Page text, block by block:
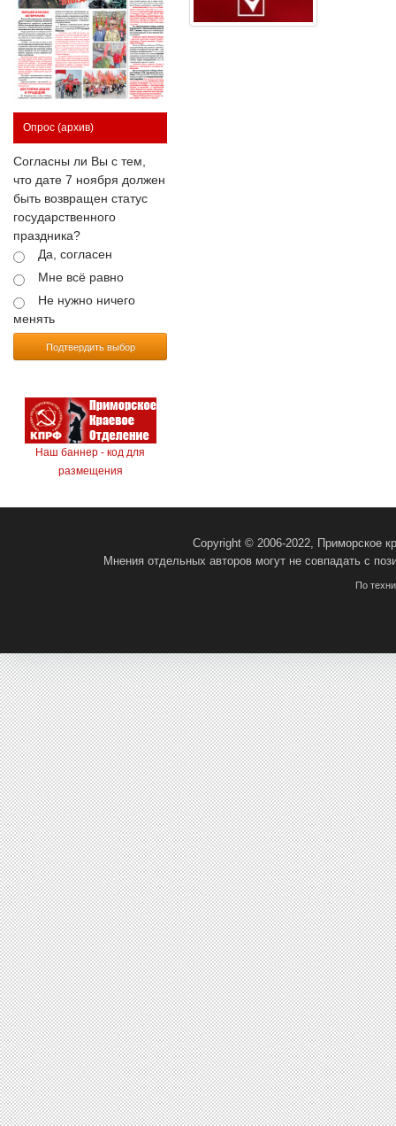
Опрос (архив)
Согласны ли Вы с тем,
что дате 7 ноября должен
быть возвращен статус
государственного
праздника?
Да, согласен
Мне всё равно
Не нужно ничего
менять
Подтвердить выбор
Наш баннер - код для
размещения
Copyright © 2006-2022, Приморское
Мнения отдельных авторов могут не совпадать с
По